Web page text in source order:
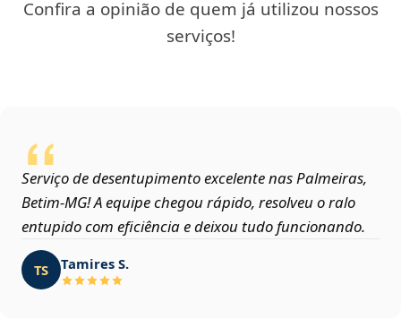
Confira a opinião de quem já utilizou nossos
serviços!
Serviço de desentupimento excelente nas Palmeiras,
Betim‑MG! A equipe chegou rápido, resolveu o ralo
entupido com eficiência e deixou tudo funcionando.
TS Tamires S.